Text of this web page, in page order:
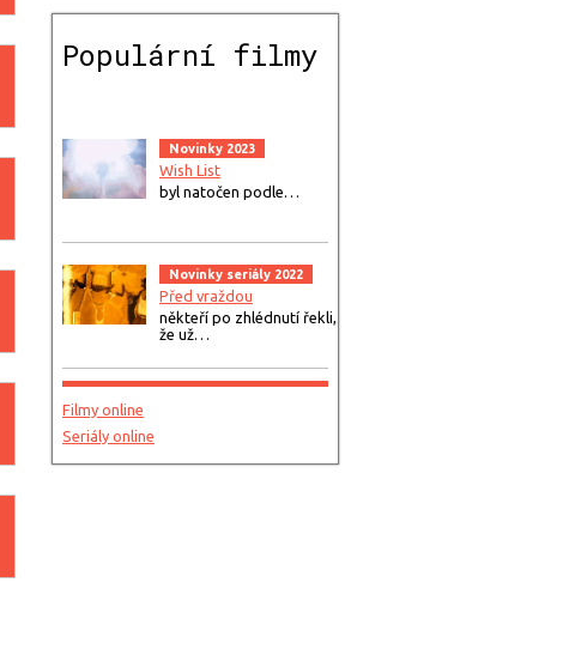
Populární filmy
Novinky 2023
Wish List
byl natočen podle…
Novinky seriály 2022
Před vraždou
někteří po zhlédnutí řekli,
že už…
Filmy online
Seriály online